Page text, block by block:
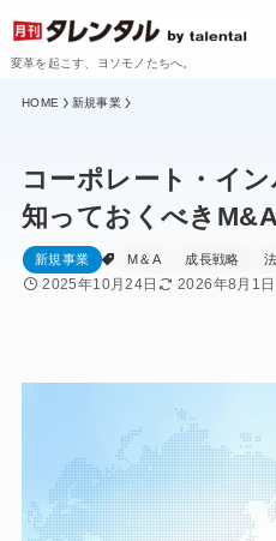
変革を起こす、ヨソモノたちへ。
新規事業
コーポレート・イ
知っておくべき
新規事業 M＆A 成長戦略
2025年10月24日 2026年8月1日